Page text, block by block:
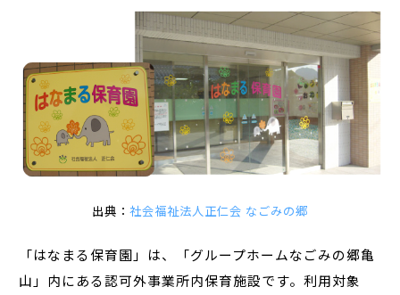
出典： 社会福祉法人正仁会 なごみの郷
「はなまる保育園」は、「グループホームなごみの郷亀
山」内にある認可外事業所内保育施設です。利用対象